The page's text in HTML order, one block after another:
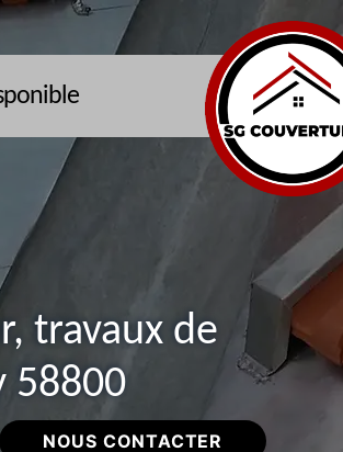
travaux de
58800
NOUS CONTACTER